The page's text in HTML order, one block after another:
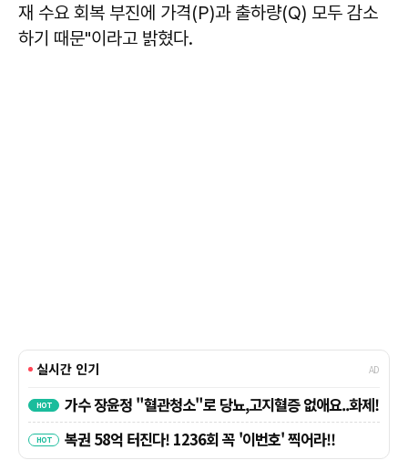
재 수요 회복 부진에 가격(P)과 출하량(Q) 모두 감소
하기 때문"이라고 밝혔다.